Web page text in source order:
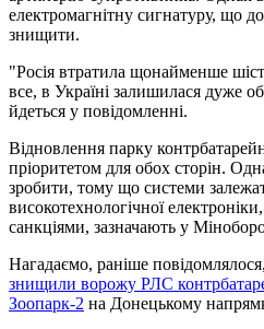
електромагнітну сигнатуру, що
знищити.
"Росія втратила щонайменше
все, в Україні залишилася дуже
йдеться у повідомленні.
Відновлення парку
пріоритетом для обох сторін.
зробити, тому що системи
високотехнологічної
санкціями, зазначають у
Нагадаємо, раніше
знищили ворожу РЛС
Зоопарк-2 на Донецькому